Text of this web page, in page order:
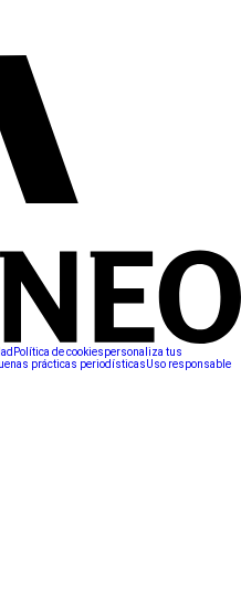
Política de cookiespersonaliza tus
prácticas periodísticasUso responsable